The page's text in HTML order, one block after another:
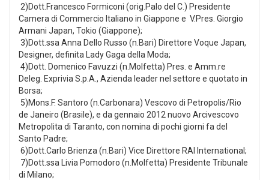
2)Dott.Francesco Formiconi (orig.Palo del C.) Presidente
Camera di Commercio Italiano in Giappone e V.Pres. Giorgio
Armani Japan, Tokio (Giappone);
3)Dott.ssa Anna Dello Russo (n.Bari) Direttore Voque Japan,
Designer, definita Lady Gaga della Moda;
4)Dott. Domenico Favuzzi (n.Molfetta) Pres. e Amm.re
Deleg. Exprivia S.p.A., Azienda leader nel settore e quotato in
Borsa;
5)Mons.F. Santoro (n.Carbonara) Vescovo di Petropolis/Rio
de Janeiro (Brasile), e da gennaio 2012 nuovo Arcivescovo
Metropolita di Taranto, con nomina di pochi giorni fa del
Santo Padre;
6)Dott.Carlo Brienza (n.Bari) Vice Direttore RAI International;
7)Dott.ssa Livia Pomodoro (n.Molfetta) Presidente Tribunale
di Milano;